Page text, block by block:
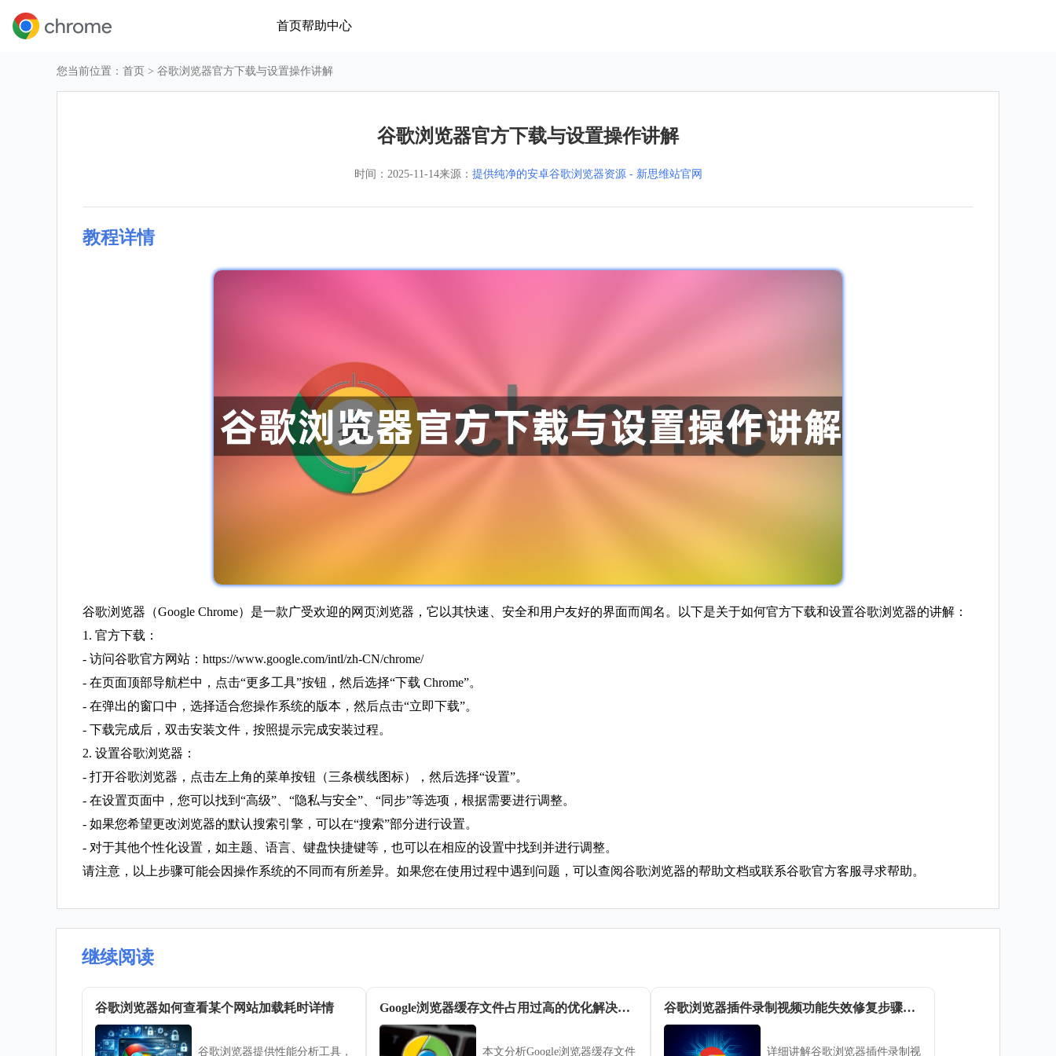
首页帮助中心
您当前位置： 首页 > 谷歌浏览器官方下载与设置操作讲解
谷歌浏览器官方下载与设置操作讲解
时间： 2025-11-14来源： 提供纯净的安卓谷歌浏览器资源 - 新思维站官网
教程详情
谷歌浏览器（Google Chrome）是一款广受欢迎的网页浏览器，它以其快速、安全和用户友好的界面而闻名。以下是关于如何官方下载和设置谷歌浏览器的讲解：
1. 官方下载：
- 访问谷歌官方网站：https://www.google.com/intl/zh-CN/chrome/
- 在页面顶部导航栏中，点击“更多工具”按钮，然后选择“下载 Chrome”。
- 在弹出的窗口中，选择适合您操作系统的版本，然后点击“立即下载”。
- 下载完成后，双击安装文件，按照提示完成安装过程。
2. 设置谷歌浏览器：
- 打开谷歌浏览器，点击左上角的菜单按钮（三条横线图标），然后选择“设置”。
- 在设置页面中，您可以找到“高级”、“隐私与安全”、“同步”等选项，根据需要进行调整。
- 如果您希望更改浏览器的默认搜索引擎，可以在“搜索”部分进行设置。
- 对于其他个性化设置，如主题、语言、键盘快捷键等，也可以在相应的设置中找到并进行调整。
请注意，以上步骤可能会因操作系统的不同而有所差异。如果您在使用过程中遇到问题，可以查阅谷歌浏览器的帮助文档或联系谷歌官方客服寻求帮助。
继续阅读
谷歌浏览器如何查看某个网站加载耗时详情
谷歌浏览器提供性能分析工具，
Google浏览器缓存文件占用过高的优化解决方法
本文分析Google浏览器缓存文件
谷歌浏览器插件录制视频功能失效修复步骤详解
详细讲解谷歌浏览器插件录制视